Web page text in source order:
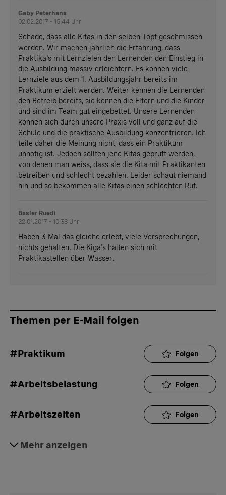
Gaby Peterhans
02.02.2017 - 15:44 Uhr
Schade, dass alle Kitas in den selben Topf geschmissen
werden. Wir machen jährlich die Erfahrung, dass
Praktika's mit Lernzielen den Lernenden den Einstieg in
die Ausbildung massiv erleichtern. Es können viele
Lernziele aus dem 1. Ausbildungsjahr bereits im
Praktikum erzielt werden. Weiter kennen die Lernenden
den Betreib bereits, sie kennen die Eltern und die Kinder
und sind im Team gut eingebettet. Unsere Lernenden
können sich durch unsere Praxis voll und ganz auf die
Schule und die praktische Ausbildung konzentrieren. Ich
teile daher die Meinung nicht, dass ein Praktikum
unnötig ist. Jedoch sollten jene Kitas geprüft werden,
von denen man weiss, dass sie die Kita mit Praktikanten
betreiben und schlecht bezahlen. Leider schaut niemand
hin und so bekommen alle Kitas einen schlechten Ruf.
Basler Ruedi
22.01.2017 - 10:38 Uhr
Haben 3 Mal das gleiche erlebt, viele Versprechungen,
nichts gehalten. Die Kiga's halten sich mit
Praktikastellen über Wasser.
Themen per E-Mail folgen
#Praktikum Folgen
#Arbeitsbelastung Folgen
#Arbeitszeiten Folgen
Mehr anzeigen
#Stellensuche